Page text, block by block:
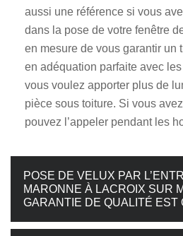
aussi une référence si vous
dans la pose de votre fenêtre
en mesure de vous garantir un
en adéquation parfaite avec
vous voulez apporter plus de
pièce sous toiture. Si vous
pouvez l’appeler pendant les
POSE DE VELUX PAR
MARONNE À LACROIX SUR
GARANTIE DE QUALITÉ EST